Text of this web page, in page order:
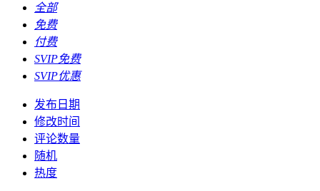
全部
免费
付费
SVIP免费
SVIP优惠
发布日期
修改时间
评论数量
随机
热度